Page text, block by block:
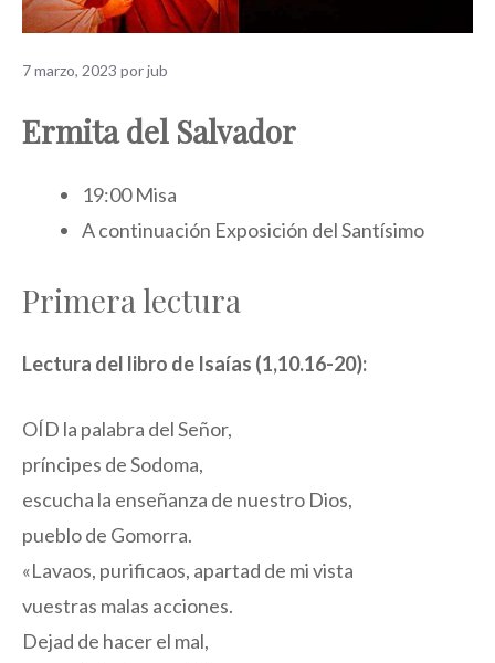
7 marzo, 2023 porjub
Ermita del Salvador
19:00 Misa
A continuación Exposición del Santísimo
Primera lectura
Lectura del libro de Isaías (1,10.16-20):
OÍD la palabra del Señor,
príncipes de Sodoma,
escucha la enseñanza de nuestro Dios,
pueblo de Gomorra.
«Lavaos, purificaos, apartad de mi vista
vuestras malas acciones.
Dejad de hacer el mal,